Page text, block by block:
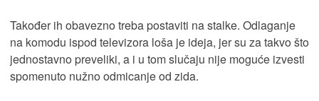
Također ih obavezno treba postaviti na stalke. Odlaganje
na komodu ispod televizora loša je ideja, jer su za takvo što
jednostavno preveliki, a i u tom slučaju nije moguće izvesti
spomenuto nužno odmicanje od zida.